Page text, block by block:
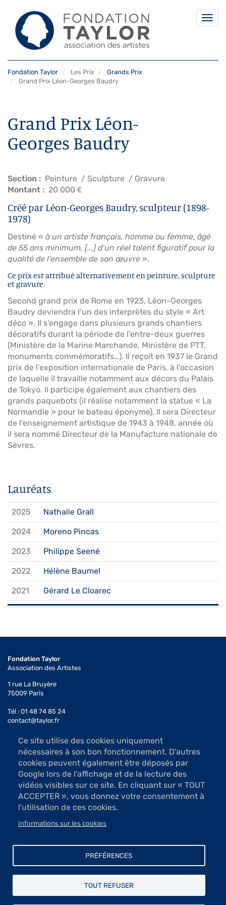
au
Fondation Taylor Les Prix
Grands Prix
Grand Prix Léon-Georges Baudry
Grand Prix Léon-
Georges Baudry
Section Peinture Sculpture
Gravure
Montant
20 000 €
Créé par Léon-Georges Baudry, sculpteur (1898-
1978)
Destiné « à un artiste français, homme ou femme, âgé
de 55 ans minimum, [...] d’un réel talent figuratif pour la
qualité de l’ensemble de son œuvre ».
Ce prix est attribué alternativement en peinture, sculpture
et gravure.
Second grand prix de Rome en 1923, Léon-Georges
Baudry deviendra l’un des interprètes du style « Art
déco ». Il s’engage dans plusieurs grands chantiers
décoratifs durant la période de l’entre-deux guerres
(Ministère de la Marine Marchande, Ministère de PTT,
monuments commémoratifs…). Il reçoit en 1937 le Grand
prix de l’exposition internationale de Paris, à l’occasion
de laquelle il travaille notamment aux décors du Palais
de Tokyo. Il participe également aux chantiers des
grands paquebots (il réalise notamment la statue « La
Normandie » pour le bateau éponyme). Il sera Directeur
de l’enseignement artistique de 1943 à 1948, année où
il sera nommé Directeur de la Manufacture nationale de
Sèvres.
Lauréats
2025 Nathalie Grall
2024 Moreno Pincas
2023 Philippe Seené
2022 Hélène Baumel
2021 Gérard Le Cloarec
2017 Philippe Jourdain
2016 André Bongibault
2015 Monique Baroni
2013 Marie-Antoinette Rouilly Le Chevallier
2012 Serge Labegorre
2011 Gérard Ramon
2010 François Houtin
Ce site utilise des cookies uniquement
nécessaires à son bon fonctionnement. D'autres
cookies peuvent également être déposés par
Google lors de l'affichage et de la lecture des
vidéos visibles sur ce site. En cliquant sur « TOUT
ACCEPTER », vous donnez votre consentement à
l'utilisation de ces cookies.
Informations sur les cookies
PRÉFÉRENCES
TOUT REFUSER
Fondation Taylor
Association des Artistes
1 rue La Bruyère
75009 Paris
Tél : 01 48 74 85 24
contact@taylor.fr
Accès : Métro Saint-Georges (ligne 12)
Bus 74, arrêt Saint-Georges
Les salles d'exposition sont ouvertes du mardi au samedi
de 13h à 19h (sauf jours fériés)
Accès libre
Pied
page
Contact
Mentions légales